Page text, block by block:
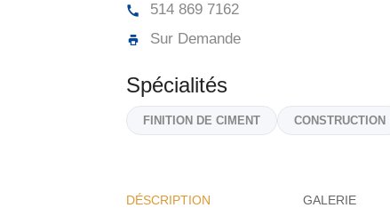
514 869 7162
Sur Demande
Spécialités
FINITION DE CIMENT CONSTRUCTION
DÉSCRIPTION GALERIE